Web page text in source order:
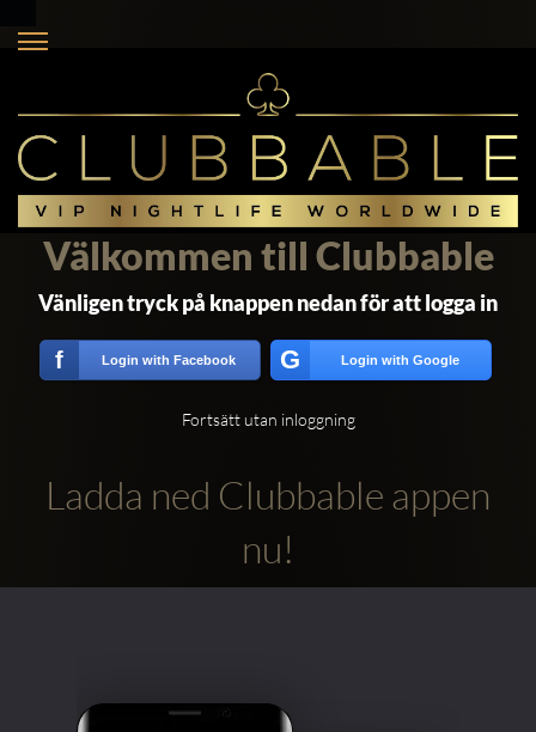
Välkommen till Clubbable
Vänligen tryck på knappen nedan för att logga in
f Login with Facebook G Login with Google
Fortsätt utan inloggning
Ladda ned Clubbable appen
nu!